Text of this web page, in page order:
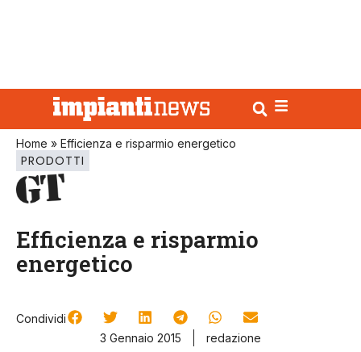
Home » Efficienza e risparmio energetico
PRODOTTI
Efficienza e risparmio
energetico
Condividi
3 Gennaio 2015
redazione